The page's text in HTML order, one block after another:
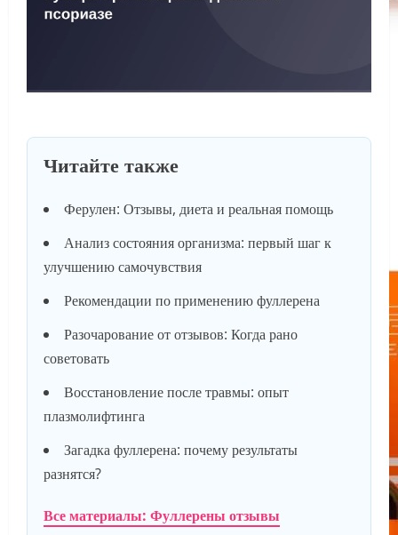
Читайте также
Ферулен: Отзывы, диета и реальная помощь
Анализ состояния организма: первый шаг к
улучшению самочувствия
Рекомендации по применению фуллерена
Разочарование от отзывов: Когда рано
советовать
Восстановление после травмы: опыт
плазмолифтинга
Загадка фуллерена: почему результаты
разнятся?
Все материалы: Фуллерены отзывы